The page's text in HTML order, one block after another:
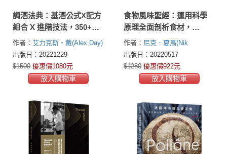
調酒法典：基酒公式X配方
組合 X 進階技法，350+風
格酒譜全解析
作者： 艾力克斯・戴(Alex Day)
大衛・卡普蘭(David Kaplan)
克・福查德(Nick Fauchald)
出版日：20221229
$1500 優惠價1080元
放入購物車
食物風味聖經：運用科學
原理全面剖析食材，
100+道料理設計案例×風味
搭配×感官體驗
作者： 尼克．夏馬(Nik
Sharma)
出版日：20220517
$1280 優惠價922元
放入購物車